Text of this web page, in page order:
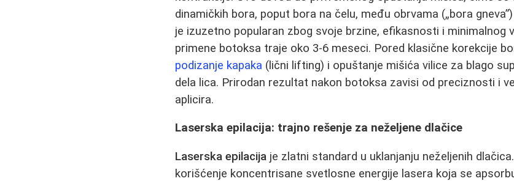
dinamičkih bora, poput bora na čelu, među obrvama („bora
je izuzetno popularan zbog svoje brzine, efikasnosti i minimalnog
primene botoksa traje oko 3-6 meseci. Pored klasične korekcije
podizanje kapaka (lični lifting) i opuštanje mišića vilice za blago
dela lica. Prirodan rezultat nakon botoksa zavisi od preciznosti i
aplicira.
Laserska epilacija: trajno rešenje za neželjene dlačice
Laserska epilacija je zlatni standard u uklanjanju neželjenih
korišćenje koncentrisane svetlosne energije lasera koja se